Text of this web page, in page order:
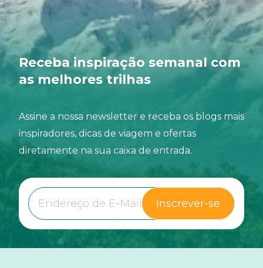
Receba inspiração semanal com
as melhores trilhas
Assine a nossa newsletter e receba os blogs mais
inspiradores, dicas de viagem e ofertas
diretamente na sua caixa de entrada.
Inscrever-se